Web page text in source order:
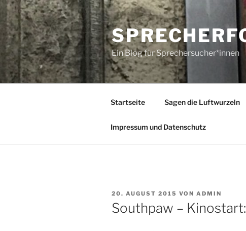
Zum
Inhalt
springen
Ein Blog für Sprechersucher*innen
Startseite Sagen die Luftwurzeln
Impressum und Datenschutz
VERÖFFENTLICHT
AM
20. AUGUST 2015 VON ADMIN
Southpaw –